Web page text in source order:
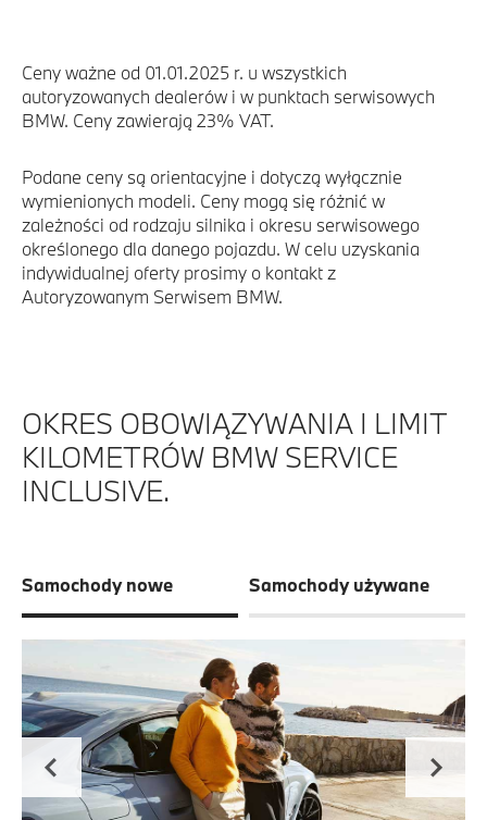
Ceny ważne od 01.01.2025 r. u wszystkich
autoryzowanych dealerów i w punktach serwisowych
BMW. Ceny zawierają 23% VAT.
Podane ceny są orientacyjne i dotyczą wyłącznie
wymienionych modeli. Ceny mogą się różnić w
zależności od rodzaju silnika i okresu serwisowego
określonego dla danego pojazdu. W celu uzyskania
indywidualnej oferty prosimy o kontakt z
Autoryzowanym Serwisem BMW.
OKRES OBOWIĄZYWANIA I LIMIT
KILOMETRÓW BMW SERVICE
INCLUSIVE.
Samochody nowe Samochody używane